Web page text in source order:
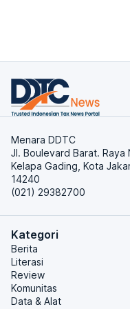
Menara DDTC
Jl. Boulevard Barat. Raya
Kelapa Gading, Kota
14240
(021) 29382700
Kategori
Berita
Literasi
Review
Komunitas
Data & Alat